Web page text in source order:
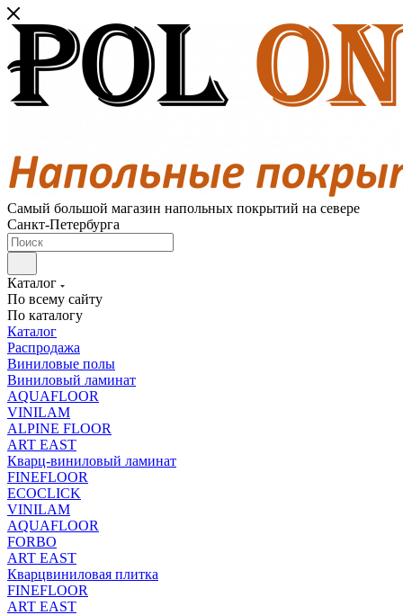
Самый большой магазин напольных покрытий на севере
Санкт-Петербурга
Каталог
По всему сайту
По каталогу
Каталог
Распродажа
Виниловые полы
Виниловый ламинат
AQUAFLOOR
VINILAM
ALPINE FLOOR
ART EAST
Кварц-виниловый ламинат
FINEFLOOR
ECOCLICK
VINILAM
AQUAFLOOR
FORBO
ART EAST
Кварцвиниловая плитка
FINEFLOOR
ART EAST